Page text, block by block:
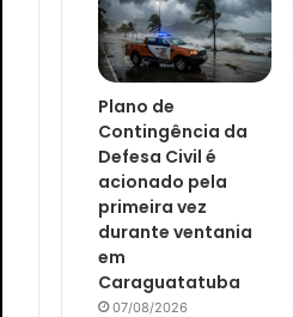
Plano de
Contingência da
Defesa Civil é
acionado pela
primeira vez
durante ventania
em
Caraguatatuba
07/08/2026